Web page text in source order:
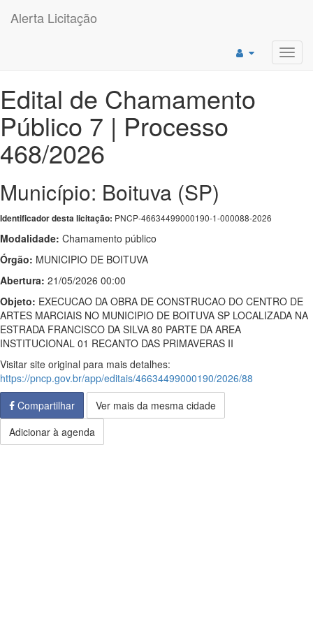
Alerta Licitação
Edital de Chamamento
Público 7 | Processo
468/2026
Município: Boituva (SP)
Identificador desta licitação: PNCP-46634499000190-1-000088-2026
Modalidade: Chamamento público
Órgão: MUNICIPIO DE BOITUVA
Abertura: 21/05/2026 00:00
Objeto: EXECUCAO DA OBRA DE CONSTRUCAO DO CENTRO DE
ARTES MARCIAIS NO MUNICIPIO DE BOITUVA SP LOCALIZADA NA
ESTRADA FRANCISCO DA SILVA 80 PARTE DA AREA
INSTITUCIONAL 01 RECANTO DAS PRIMAVERAS II
Visitar site original para mais detalhes:
https://pncp.gov.br/app/editais/46634499000190/2026/88
Compartilhar
Ver mais da mesma cidade
Adicionar à agenda